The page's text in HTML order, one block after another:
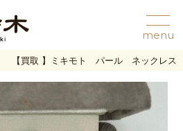
【買取 】ミキモト パール ネックレ